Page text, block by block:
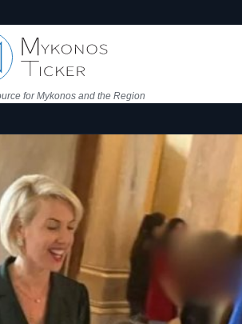
for Mykonos and the Region